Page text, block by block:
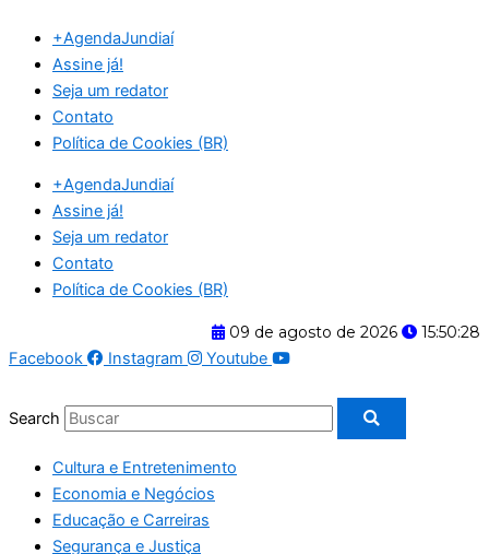
para
conteúdo
+AgendaJundiaí
Assine já!
Seja um redator
Contato
Política de Cookies (BR)
+AgendaJundiaí
Assine já!
Seja um redator
Contato
Política de Cookies (BR)
09 de agosto de 2026
15:50:29
Facebook
Instagram Youtube
Search
Cultura e Entretenimento
Economia e Negócios
Educação e Carreiras
Segurança e Justiça